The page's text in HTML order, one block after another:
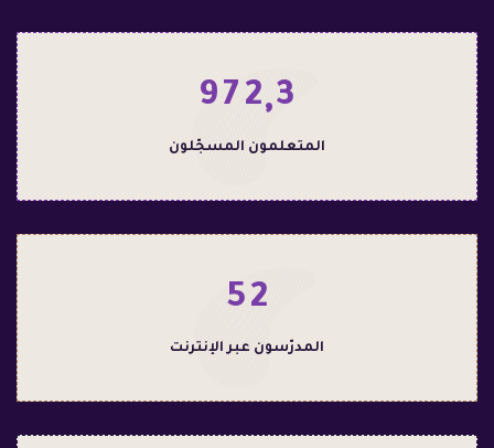
3
,
2
7
9
المتعلمون المسجّلون
2
5
المدرّسون عبر الإنترنت